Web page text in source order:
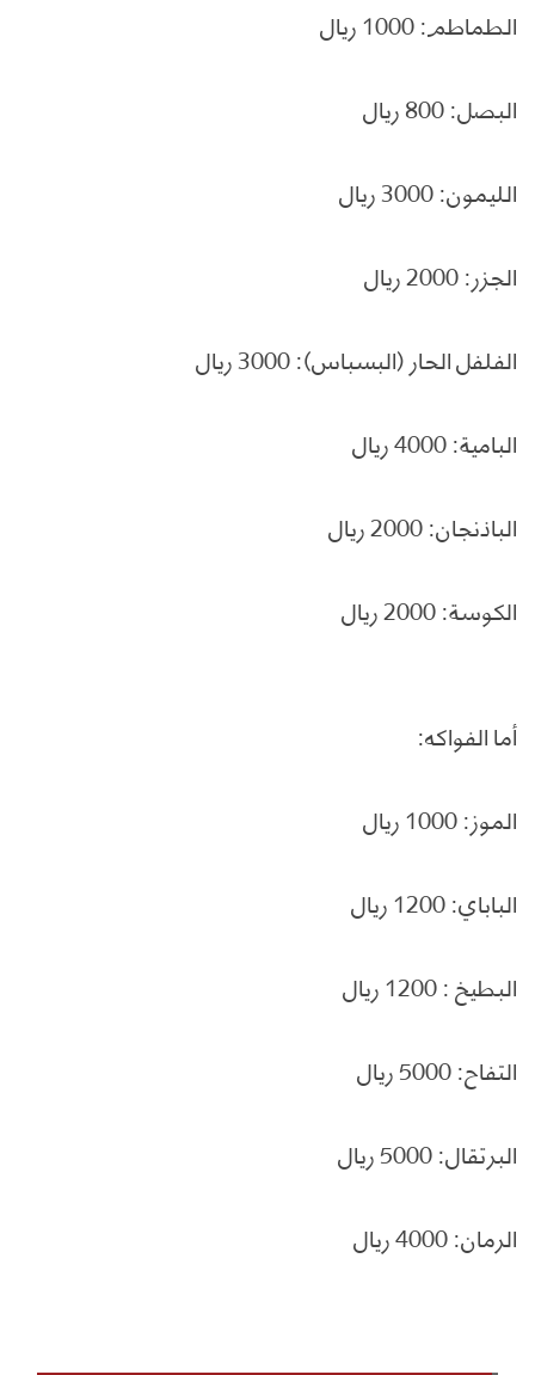
الطماطم: 1000 ريال
البصل: 800 ريال
الليمون: 3000 ريال
الجزر: 2000 ريال
الفلفل الحار (البسباس): 3000 ريال
البامية: 4000 ريال
الباذنجان: 2000 ريال
الكوسة: 2000 ريال
أما الفواكه:
الموز: 1000 ريال
الباباي: 1200 ريال
البطيخ : 1200 ريال
التفاح: 5000 ريال
البرتقال: 5000 ريال
الرمان: 4000 ريال